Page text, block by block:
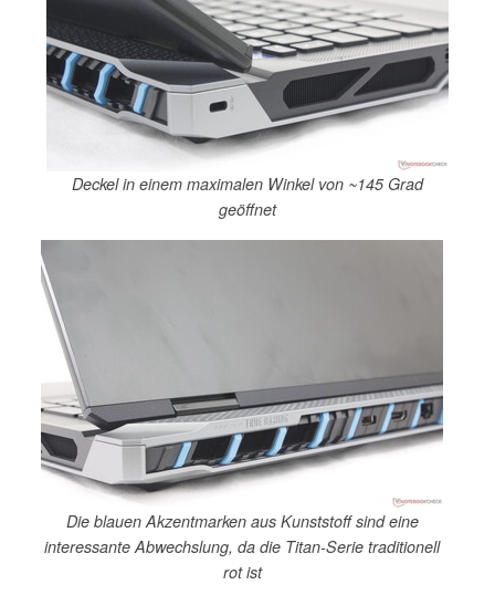
Deckel in einem maximalen Winkel von ~145 Grad
geöffnet
Die blauen Akzentmarken aus Kunststoff sind eine
interessante Abwechslung, da die Titan-Serie traditionell
rot ist